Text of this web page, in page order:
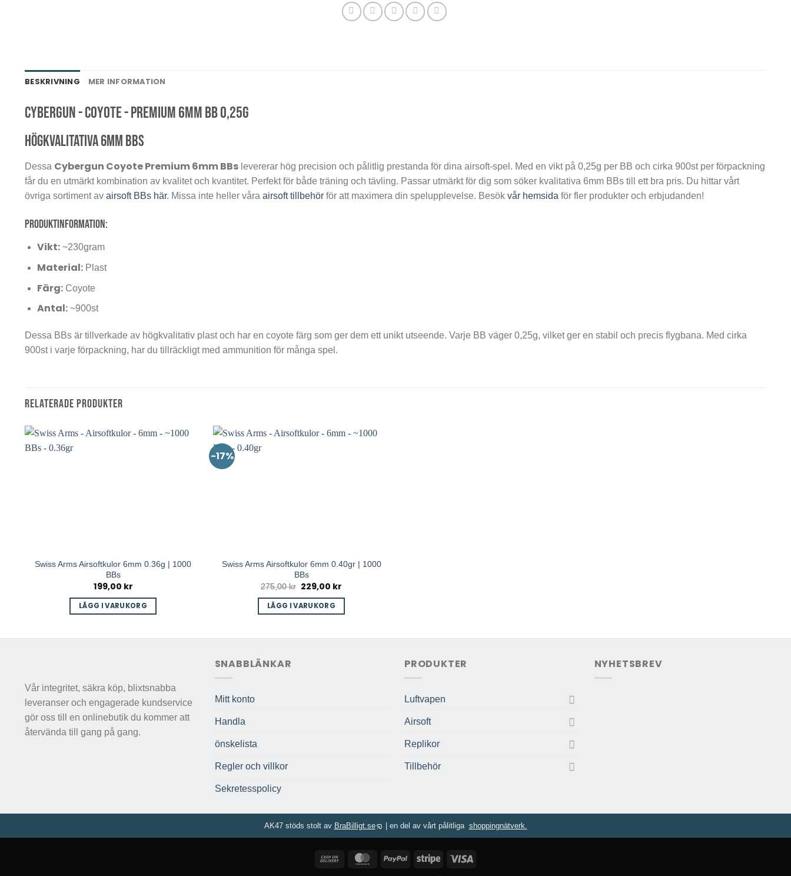
BESKRIVNING MER INFORMATION
Cybergun - Coyote - Premium 6mm BB 0,25g
Högkvalitativa 6mm BBs
Dessa Cybergun Coyote Premium 6mm BBs levererar hög precision och pålitlig prestanda för dina airsoft-spel. Med en vikt på 0,25g per BB och cirka 900st per förpackning
får du en utmärkt kombination av kvalitet och kvantitet. Perfekt för både träning och tävling. Passar utmärkt för dig som söker kvalitativa 6mm BBs till ett bra pris. Du hittar vårt
övriga sortiment av airsoft BBs här. Missa inte heller våra airsoft tillbehör för att maximera din spelupplevelse. Besök vår hemsida för fler produkter och erbjudanden!
Produktinformation:
Vikt:~230gram
Material:Plast
Färg:Coyote
Antal:~900st
Dessa BBs är tillverkade av högkvalitativ plast och har en coyote färg som ger dem ett unikt utseende. Varje BB väger 0,25g, vilket ger en stabil och precis flygbana. Med cirka
900st i varje förpackning, har du tillräckligt med ammunition för många spel.
RELATERADE PRODUKTER
Swiss Arms Airsoftkulor 6mm 0.36g | 1000
BBs
199,00 kr
LÄGG I VARUKORG
-17%
Swiss Arms Airsoftkulor 6mm 0.40gr | 1000
BBs
275,00kr Det
priset
var:
229,00 kr
LÄGG I VARUKORG
Vår integritet, säkra köp, blixtsnabba
leveranser och engagerade kundservice
gör oss till en onlinebutik du kommer att
återvända till gang på gang.
SNABBLÄNKAR
Mitt konto
Handla
önskelista
Regler och villkor
Sekretesspolicy
PRODUKTER
Luftvapen
Airsoft
Replikor
Tillbehör
NYHETSBREV
AK47 stöds stolt av BraBilligt.se en del av vårt pålitliga shoppingnätverk.